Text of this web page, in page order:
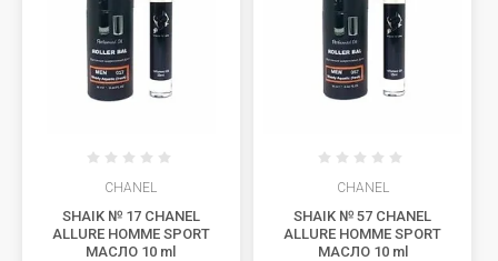
CHANEL
SHAIK № 17 CHANEL
ALLURE HOMME SPORT
МАСЛО 10 ml
CHANEL
SHAIK № 57 CHANEL
ALLURE HOMME SPORT
МАСЛО 10 ml